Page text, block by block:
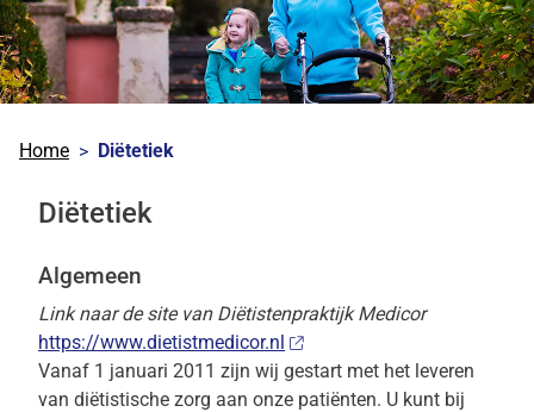
Home Diëtetiek
Diëtetiek
Algemeen
Link naar de site van Diëtistenpraktijk Medicor
https://www.dietistmedicor.nl
Vanaf 1 januari 2011 zijn wij gestart met het leveren
van diëtistische zorg aan onze patiënten. U kunt bij